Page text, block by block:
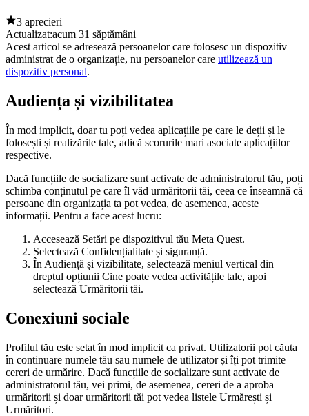
3 aprecieri
Actualizat:acum 31 săptămâni
Acest articol se adresează persoanelor care folosesc un dispozitiv
administrat de o organizație, nu persoanelor care utilizează un
dispozitiv personal.
Audiența și vizibilitatea
În mod implicit, doar tu poți vedea aplicațiile pe care le deții și le
folosești și realizările tale, adică scorurile mari asociate aplicațiilor
respective.
Dacă funcțiile de socializare sunt activate de administratorul tău, poți
schimba conținutul pe care îl văd urmăritorii tăi, ceea ce înseamnă că
persoane din organizația ta pot vedea, de asemenea, aceste
informații. Pentru a face acest lucru:
Accesează Setări pe dispozitivul tău Meta Quest.
Selectează Confidențialitate și siguranță.
În Audiență și vizibilitate, selectează meniul vertical din
dreptul opțiunii Cine poate vedea activitățile tale, apoi
selectează Urmăritorii tăi.
Conexiuni sociale
Profilul tău este setat în mod implicit ca privat. Utilizatorii pot căuta
în continuare numele tău sau numele de utilizator și îți pot trimite
cereri de urmărire. Dacă funcțiile de socializare sunt activate de
administratorul tău, vei primi, de asemenea, cereri de a aproba
urmăritorii și doar urmăritorii tăi pot vedea listele Urmărești și
Urmăritori.